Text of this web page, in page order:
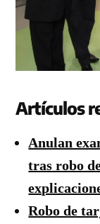
Artículos
Anulan
tras robo
Robo de